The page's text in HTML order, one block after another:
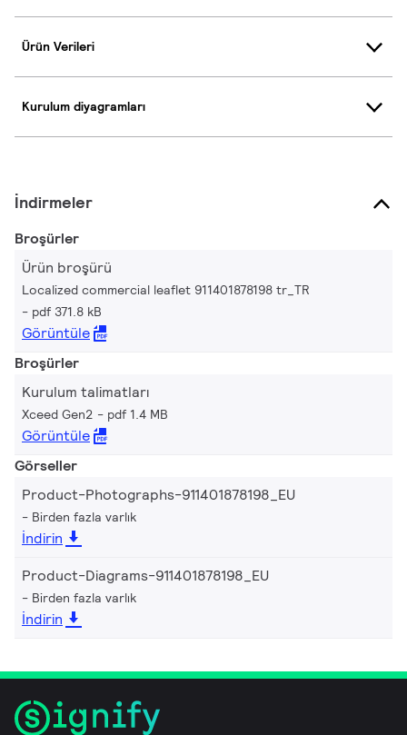
Ürün Verileri
Kurulum diyagramları
İndirmeler
Broşürler
Ürün broşürü
Localized commercial leaflet 911401878198 tr_TR
pdf 371.8 kB
Görüntüle
Broşürler
Kurulum talimatları
Xceed Gen2 pdf 1.4 MB
Görüntüle
Görseller
Product-Photographs-911401878198_EU
Birden fazla varlık
İndirin
Product-Diagrams-911401878198_EU
Birden fazla varlık
İndirin